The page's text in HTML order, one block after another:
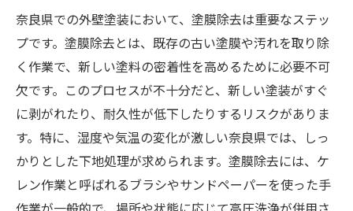
奈良県での外壁塗装において、塗膜除去は重要なステッ
プです。塗膜除去とは、既存の古い塗膜や汚れを取り除
く作業で、新しい塗料の密着性を高めるために必要不可
欠です。このプロセスが不十分だと、新しい塗装がすぐ
に剥がれたり、耐久性が低下したりするリスクがありま
す。特に、湿度や気温の変化が激しい奈良県では、しっ
かりとした下地処理が求められます。塗膜除去には、ケ
レン作業と呼ばれるブラシやサンドペーパーを使った手